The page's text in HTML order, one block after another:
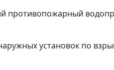
противопожарный
установок по